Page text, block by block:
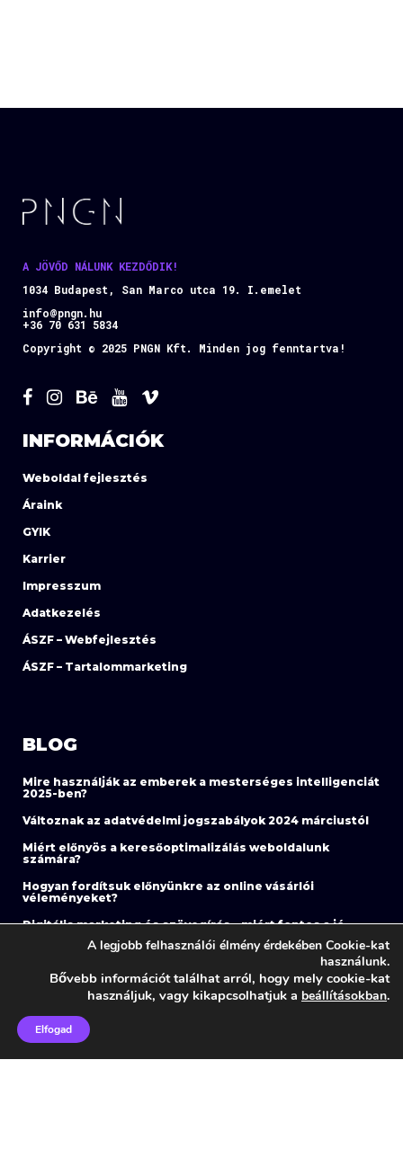
A JÖVŐD NÁLUNK KEZDŐDIK!
1034 Budapest, San Marco utca 19. I.emelet
info@pngn.hu
+36 70 631 5834
Copyright © 2025 PNGN Kft. Minden jog fenntartva!
INFORMÁCIÓK
Weboldal fejlesztés
Áraink
GYIK
Karrier
Impresszum
Adatkezelés
ÁSZF – Webfejlesztés
ÁSZF – Tartalommarketing
BLOG
Mire használják az emberek a mesterséges intelligenciát
2025-ben?
Változnak az adatvédelmi jogszabályok 2024 márciustól
Miért előnyös a keresőoptimalizálás weboldalunk
számára?
Hogyan fordítsuk előnyünkre az online vásárlói
véleményeket?
Digitális marketing és szövegírás – miért fontos a jó
Fontos változás a Meta hirdetések terén 2023. júliusától
Az e-mail marketing nem halott! Ezért éri meg 2023-ban
A legjobb felhasználói élmény érdekében Cookie-kat
használunk.
Bővebb információt találhat arról, hogy mely cookie-kat
használjuk, vagy kikapcsolhatjuk a beállításokban.
Elfogad